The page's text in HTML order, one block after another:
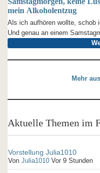
mein Alkoholentzug
Als ich aufhören wollte, schob
Und genau an einem
Mehr
Aktuelle Themen im
Vorstellung Julia1010
Von Julia1010 Vor 9 Stunden